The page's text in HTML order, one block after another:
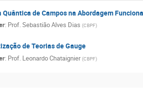
Quântica de Campos na Abordagem
: Prof.Sebastião Alves Dias (CBPF)
de Teorias de Gauge
: Prof. Leonardo Chataignier (CBPF)